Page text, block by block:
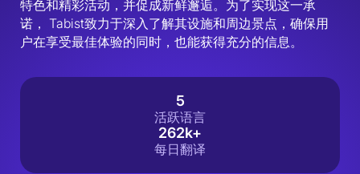
特色和精彩活动，并促成新鲜邂逅。为了实现这一承
诺， Tabist致力于深入了解其设施和周边景点，确保用
户在享受最佳体验的同时，也能获得充分的信息。
5
活跃语言
262k+
每日翻译